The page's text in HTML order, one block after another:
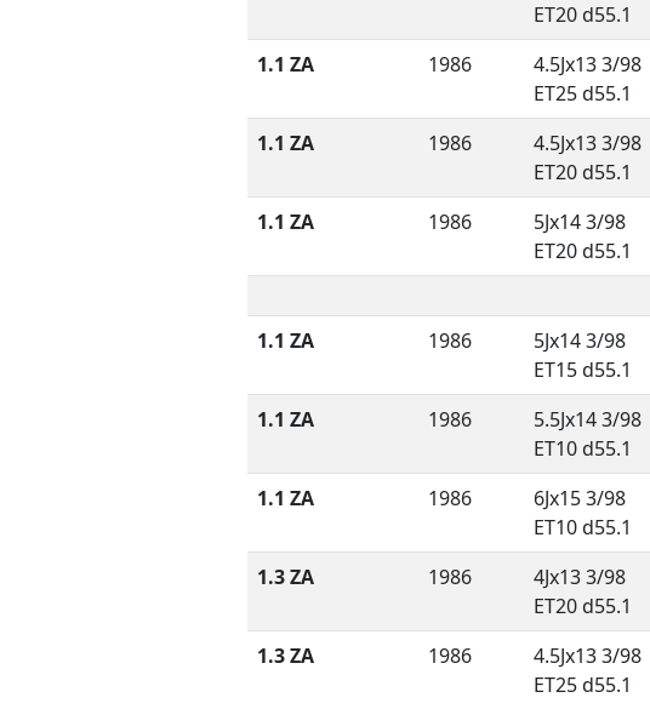
ET20 d55.1
1.1 ZA 1986
4.5Jx13 3/98
ET25 d55.1
1.1 ZA 1986
4.5Jx13 3/98
ET20 d55.1
1.1 ZA 1986
5Jx14 3/98
ET20 d55.1
1.1 ZA 1986
5Jx14 3/98
ET15 d55.1
1.1 ZA 1986
5.5Jx14 3/98
ET10 d55.1
1.1 ZA 1986
6Jx15 3/98
ET10 d55.1
1.3 ZA 1986
4Jx13 3/98
ET20 d55.1
1.3 ZA 1986
4.5Jx13 3/98
ET25 d55.1